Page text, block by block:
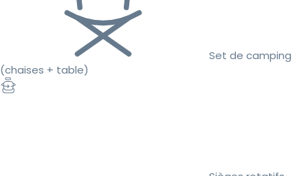
Set de camping
(chaises + table)